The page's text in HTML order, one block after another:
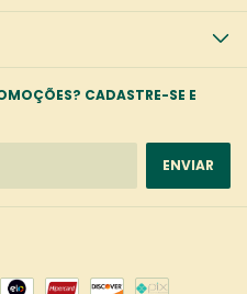
CADASTRE-SE E